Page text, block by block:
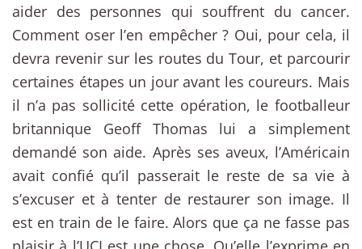
aider des personnes qui souffrent du cancer.
Comment oser l’en empêcher ? Oui, pour cela, il
devra revenir sur les routes du Tour, et parcourir
certaines étapes un jour avant les coureurs. Mais
il n’a pas sollicité cette opération, le footballeur
britannique Geoff Thomas lui a simplement
demandé son aide. Après ses aveux, l’Américain
avait confié qu’il passerait le reste de sa vie à
s’excuser et à tenter de restaurer son image. Il
est en train de le faire. Alors que ça ne fasse pas